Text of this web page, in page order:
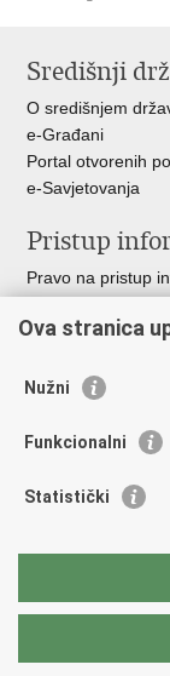
Facebooku
Središnji
O središnjem
e-Građani
Portal otvorenih
e-Savjetovanja
Pristup
Pravo na pristup
Pozivi za žurnu
Važne
Vlada RH
Muzej hrvatskog
The Federation of
Intranet (samo
Ova stranica
Nužni
Funkcionalni
Statistički